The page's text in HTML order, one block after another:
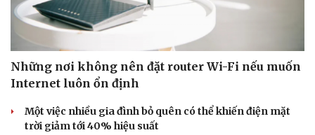
Những nơi không nên đặt router Wi-Fi nếu muốn
Internet luôn ổn định
Một việc nhiều gia đình bỏ quên có thể khiến điện mặt
trời giảm tới 40% hiệu suất